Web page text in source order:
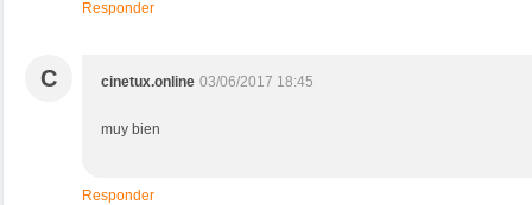
Responder
C cinetux.online 03/06/2017 18:45
muy bien
Responder